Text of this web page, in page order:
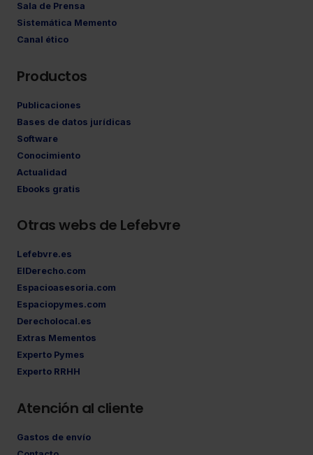
Sala de Prensa
Sistemática Memento
Canal ético
Productos
Publicaciones
Bases de datos jurídicas
Software
Conocimiento
Actualidad
Ebooks gratis
Otras webs de Lefebvre
Lefebvre.es
ElDerecho.com
Espacioasesoria.com
Espaciopymes.com
Derecholocal.es
Extras Mementos
Experto Pymes
Experto RRHH
Atención al cliente
Gastos de envío